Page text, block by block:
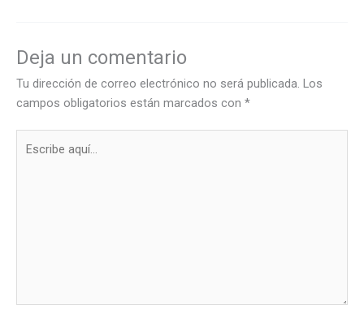
Deja un comentario
Tu dirección de correo electrónico no será publicada. Los
campos obligatorios están marcados con *